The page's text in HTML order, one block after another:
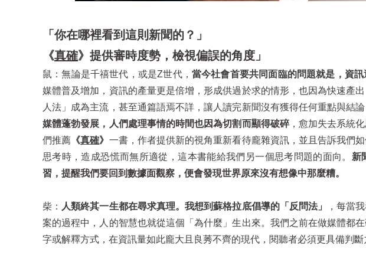
「你在哪裡看到這則新聞的？」
《真確》提供審時度勢，檢視偏誤的角度 」
鼠：無論是千禧世代，或是Z世代， 當今社會首要共同面臨的問題就是，資訊
媒體普及增加，資訊的產量更是倍增，形成供過於求的情形，也因為快速產
人法」成為主流，甚至通篇語焉不詳，讓人讀完新聞沒有獲得任何重點與結
媒體蓬勃發展，人們處理事情的時間也因為切割而顯得破碎，愈加失去系統
們推薦 《真確》 一書，作者提供新的視角重新看待龐雜資訊，並且告訴我們
思考時，造成恐慌而無所適從，這本書能給我們另一個思考問題的面向。 新
習，提醒我們要回到數據面觀察，便會發現世界原來沒有想像中那麼糟。
柴： 人類終其一生都在尋求真理。我想到蘇格拉底倡導的「反問法」
，每當
案的過程中，人的智慧也就從這個「為什麼」生出來。我們之前在做媒體都
字或解釋方式，在資訊量如此龐大且良莠不齊的現代，閱聽者必須更具備判斷